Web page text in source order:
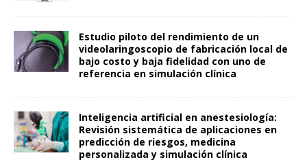
Estudio piloto del rendimiento de un
videolaringoscopio de fabricación local de
bajo costo y baja fidelidad con uno de
referencia en simulación clínica
Inteligencia artificial en anestesiología:
Revisión sistemática de aplicaciones en
predicción de riesgos, medicina
personalizada y simulación clínica